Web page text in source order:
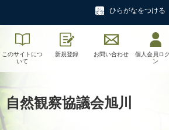
ひらがなをつける
このサイトにつ
いて
新規登録 お問い合わせ
個人会員ロ
ン
自然観察協議会旭川